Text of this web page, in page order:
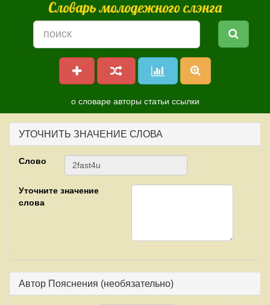
Словарь молодежного слэнга
о словаре авторы статьи ссылки
УТОЧНИТЬ ЗНАЧЕНИЕ СЛОВА
Слово
Уточните значение
слова
Автор Пояснения (необязательно)